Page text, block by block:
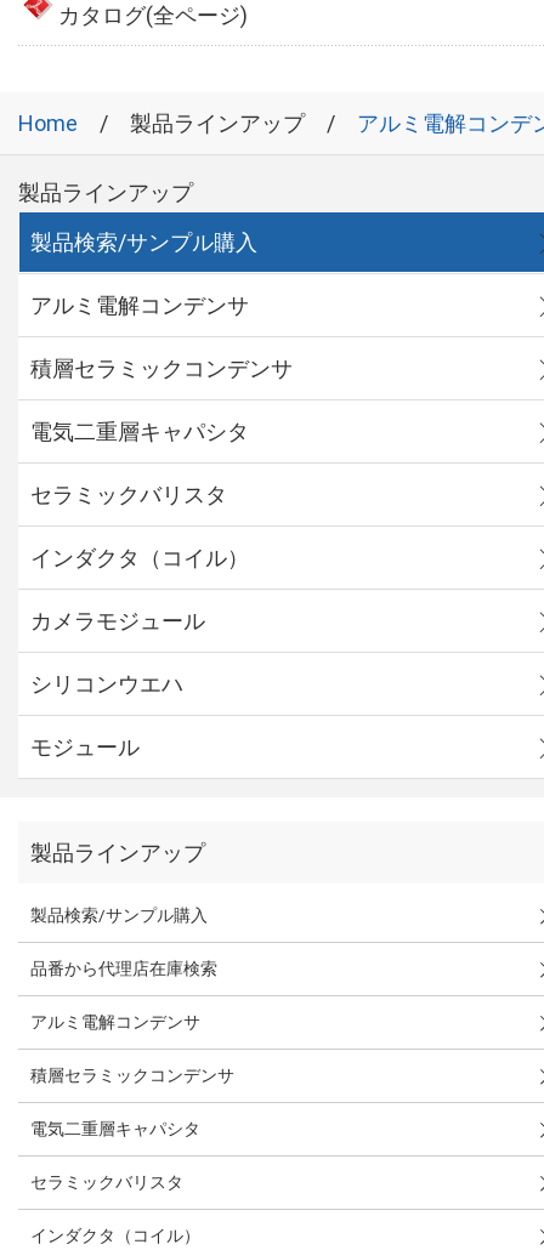
カタログ(全ページ)
Home 製品ラインアップ アルミ電解コンデ
製品ラインアップ
製品検索/サンプル購入
アルミ電解コンデンサ
積層セラミックコンデンサ
電気二重層キャパシタ
セラミックバリスタ
インダクタ（コイル）
カメラモジュール
シリコンウエハ
モジュール
製品ラインアップ
製品検索/サンプル購入
品番から代理店在庫検索
アルミ電解コンデンサ
積層セラミックコンデンサ
電気二重層キャパシタ
セラミックバリスタ
インダクタ（コイル）